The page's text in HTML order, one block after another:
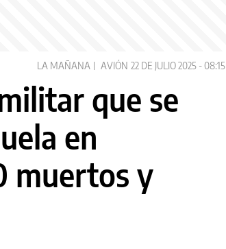
LA MAÑANA AVIÓN 22 DE JULIO 2025 - 08:15
que se
en
muertos y